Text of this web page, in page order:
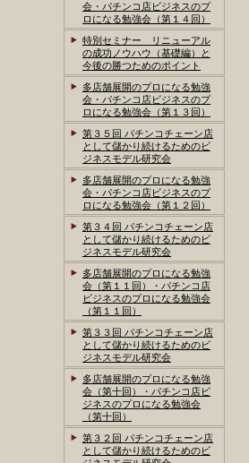
会・パチンコ店ビジネスのプ
ロになる勉強会（第１４回）
特別セミナー リニューアル
の成功ノウハウ（基礎編）と
今後の勝つためのポイント
多店舗展開のプロになる勉強
会・パチンコ店ビジネスのプ
ロになる勉強会（第１３回）
第３５回 パチンコチェーン店
として儲かり続けるためのビ
ジネスモデル研究会
多店舗展開のプロになる勉強
会・パチンコ店ビジネスのプ
ロになる勉強会（第１２回）
第３４回 パチンコチェーン店
として儲かり続けるためのビ
ジネスモデル研究会
多店舗展開のプロになる勉強
会（第１１回）・パチンコ店
ビジネスのプロになる勉強会
（第１１回）
第３３回 パチンコチェーン店
として儲かり続けるためのビ
ジネスモデル研究会
多店舗展開のプロになる勉強
会（第十回）・パチンコ店ビ
ジネスのプロになる勉強会
（第十回）
第３２回 パチンコチェーン店
として儲かり続けるためのビ